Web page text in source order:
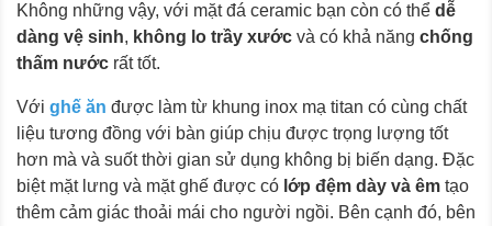
Không những vậy, với mặt đá ceramic bạn còn có thể dễ
dàng vệ sinh, không lo trầy xước và có khả năng chống
thấm nước rất tốt.
Với ghế ăn được làm từ khung inox mạ titan có cùng chất
liệu tương đồng với bàn giúp chịu được trọng lượng tốt
hơn mà và suốt thời gian sử dụng không bị biến dạng. Đặc
biệt mặt lưng và mặt ghế được có lớp đệm dày và êm tạo
thêm cảm giác thoải mái cho người ngồi. Bên cạnh đó, bên